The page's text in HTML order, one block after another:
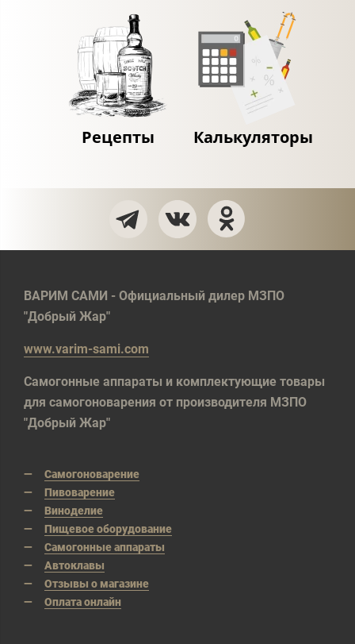
Рецепты Калькуляторы
ВАРИМ САМИ - Официальный дилер МЗПО
"Добрый Жар"
www.varim-sami.com
Самогонные аппараты и комплектующие товары
для самогоноварения от производителя МЗПО
"Добрый Жар"
Самогоноварение
Пивоварение
Виноделие
Пищевое оборудование
Самогонные аппараты
Автоклавы
Отзывы о магазине
Оплата онлайн